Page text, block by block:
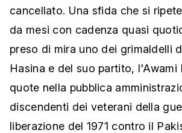
cancellato. Una sfida che si
da mesi con cadenza quasi
preso di mira uno dei grimaldelli
Hasina e del suo partito, l'Awami
quote nella pubblica
discendenti dei veterani della
liberazione del 1971 contro il